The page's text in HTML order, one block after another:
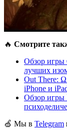
🔥 Смотрите
Обзор игры
лучших
Out There:
iPhone и
Обзор игры
🍏 Мы в Telegram